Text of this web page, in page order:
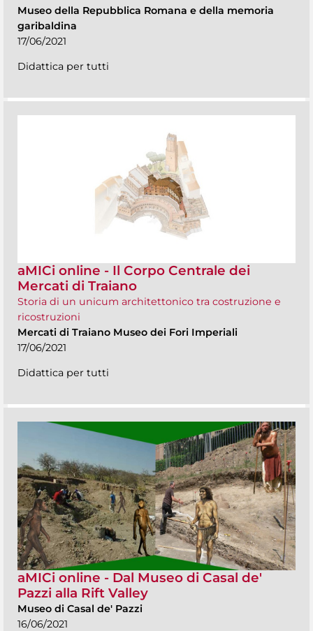
Museo della Repubblica Romana e della memoria
garibaldina
17/06/2021
Didattica per tutti
aMICi online - Il Corpo Centrale dei
Mercati di Traiano
Storia di un unicum architettonico tra costruzione e
ricostruzioni
Mercati di Traiano Museo dei Fori Imperiali
17/06/2021
Didattica per tutti
aMICi online - Dal Museo di Casal de'
Pazzi alla Rift Valley
Museo di Casal de' Pazzi
16/06/2021